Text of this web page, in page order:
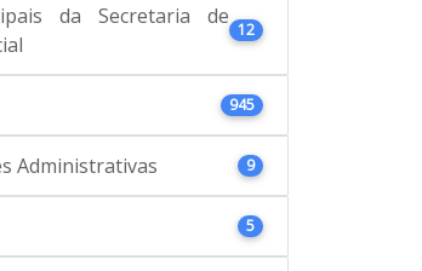
da Secretaria de
12
945
Administrativas 9
5